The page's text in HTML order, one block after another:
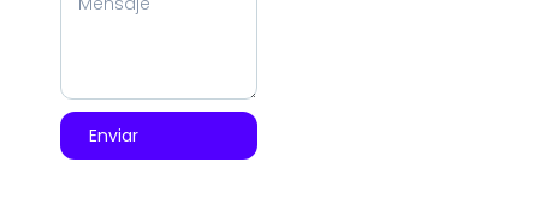
Enviar